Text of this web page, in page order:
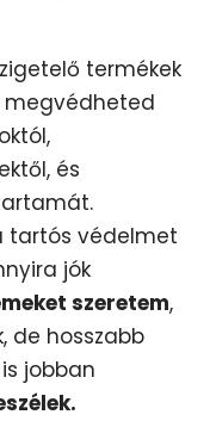
termékek
megvédheted
és
tartós védelmet
jók
szeretem,
de hosszabb
jobban